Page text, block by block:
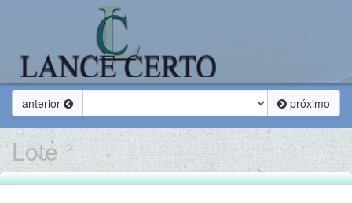
anterior próximo
Lote